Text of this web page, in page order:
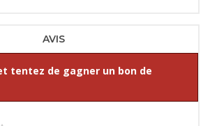
AVIS
tentez de gagner un bon de